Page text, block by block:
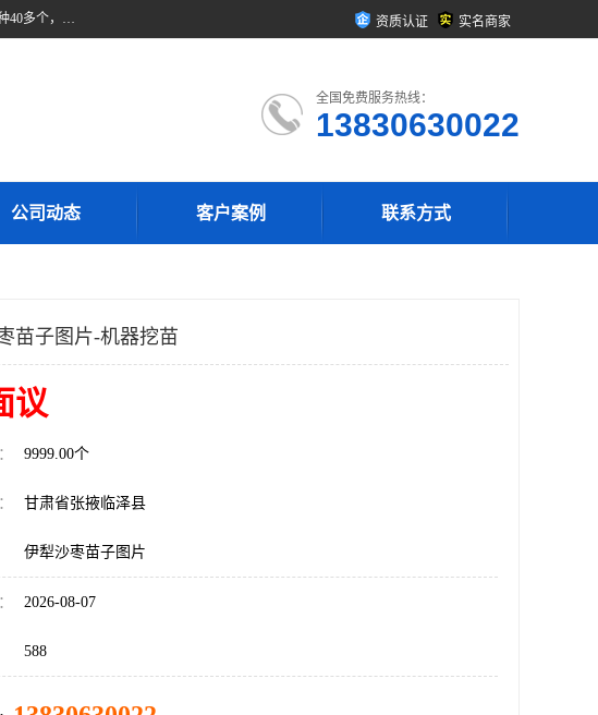
甘肃广恒源苗木农民合作社位于甘肃省临泽县，是一家从事苗木种植与销售的农民合作组织，合作社拥有苗木基地1500多亩，种植苗木品种40多个，年产各类苗木2000多万株。主营：白刺苗、红柳苗、梭梭苗等，我们以“种植一流的苗子，诚信经营”的经营理念，竭诚为每一位客户做优质的服务，欢迎来电咨询！ 资质认证 实名商家
全国免费服务热线：
13830630022
公司动态 客户案例 联系方式
苗子图片-机器挖苗
议
9999.00个
甘肃省张掖临泽县
伊犁沙枣苗子图片
2026-08-07
588